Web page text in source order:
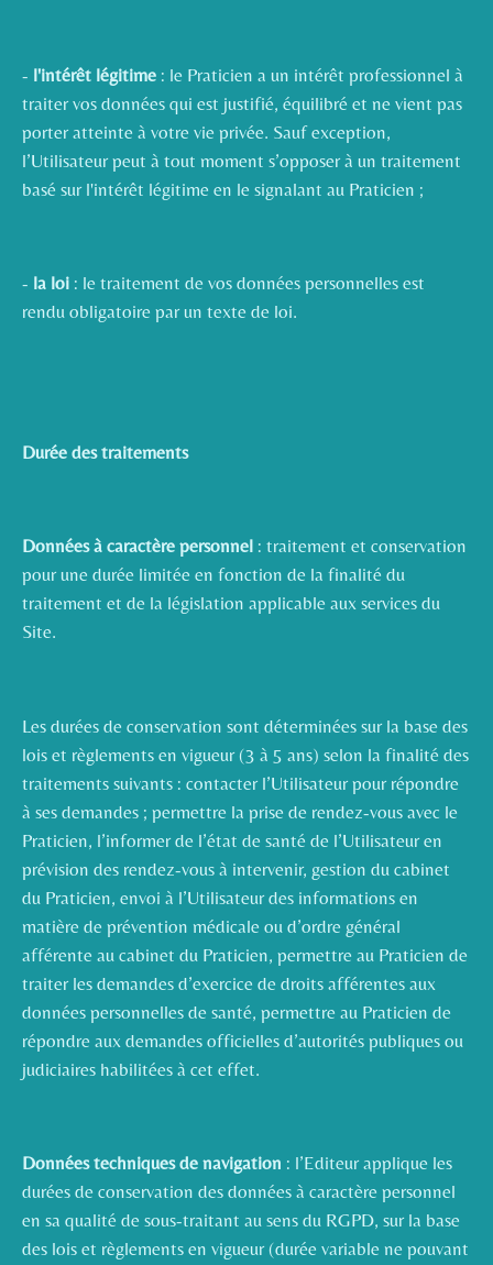
- l'intérêt légitime : le Praticien a un intérêt professionnel à
traiter vos données qui est justifié, équilibré et ne vient pas
porter atteinte à votre vie privée. Sauf exception,
l’Utilisateur peut à tout moment s’opposer à un traitement
basé sur l'intérêt légitime en le signalant au Praticien ;
- la loi : le traitement de vos données personnelles est
rendu obligatoire par un texte de loi.
Durée des traitements
Données à caractère personnel : traitement et conservation
pour une durée limitée en fonction de la finalité du
traitement et de la législation applicable aux services du
Site.
Les durées de conservation sont déterminées sur la base des
lois et règlements en vigueur (3 à 5 ans) selon la finalité des
traitements suivants : contacter l’Utilisateur pour répondre
à ses demandes ; permettre la prise de rendez-vous avec le
Praticien, l’informer de l’état de santé de l’Utilisateur en
prévision des rendez-vous à intervenir, gestion du cabinet
du Praticien, envoi à l’Utilisateur des informations en
matière de prévention médicale ou d’ordre général
afférente au cabinet du Praticien, permettre au Praticien de
traiter les demandes d’exercice de droits afférentes aux
données personnelles de santé, permettre au Praticien de
répondre aux demandes officielles d’autorités publiques ou
judiciaires habilitées à cet effet.
Données techniques de navigation : l’Editeur applique les
durées de conservation des données à caractère personnel
en sa qualité de sous-traitant au sens du RGPD, sur la base
des lois et règlements en vigueur (durée variable ne pouvant